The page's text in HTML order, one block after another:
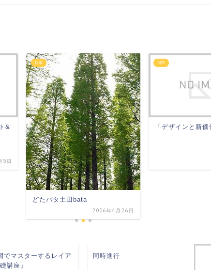
&
5日
日常
どたバタ土田bata
2006年4月26日
日常
「デザインと新価
でマスターするレイア
講座』
同時進行